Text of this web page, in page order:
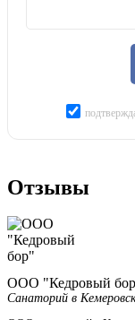
Отзывы
ООО "Кедровый
Санаторий в